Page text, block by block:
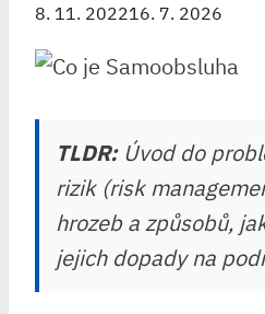
8. 11. 202216. 7. 2026
TLDR:Úvod do
rizik (risk
hrozeb a způsobů,
jejich dopady na